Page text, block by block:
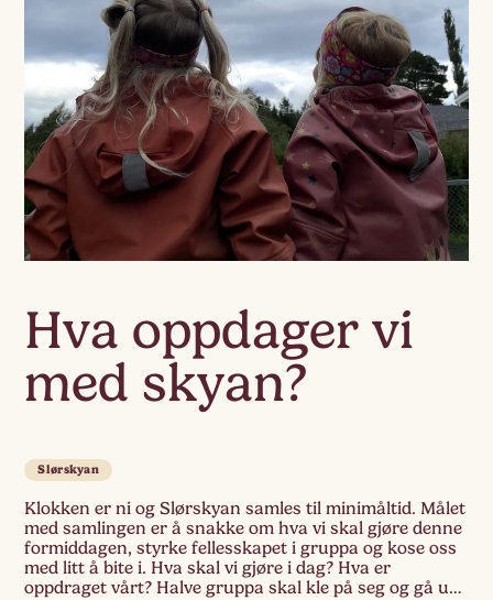
Hva oppdager vi
med skyan?
Slørskyan
Klokken er ni og Slørskyan samles til minimåltid. Målet
med samlingen er å snakke om hva vi skal gjøre denne
formiddagen, styrke fellesskapet i gruppa og kose oss
med litt å bite i. Hva skal vi gjøre i dag? Hva er
oppdraget vårt? Halve gruppa skal kle på seg og gå ut,